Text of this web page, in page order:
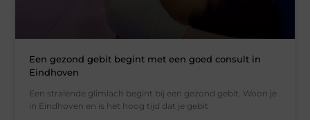
Een gezond gebit begint met een goed consult in
Eindhoven
Een stralende glimlach begint bij een gezond gebit. Woon je
in Eindhoven en is het hoog tijd dat je gebit